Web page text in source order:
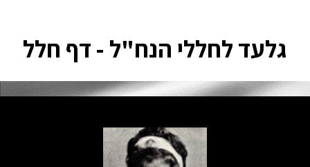
גלעד לחללי הנח"ל - דף חלל